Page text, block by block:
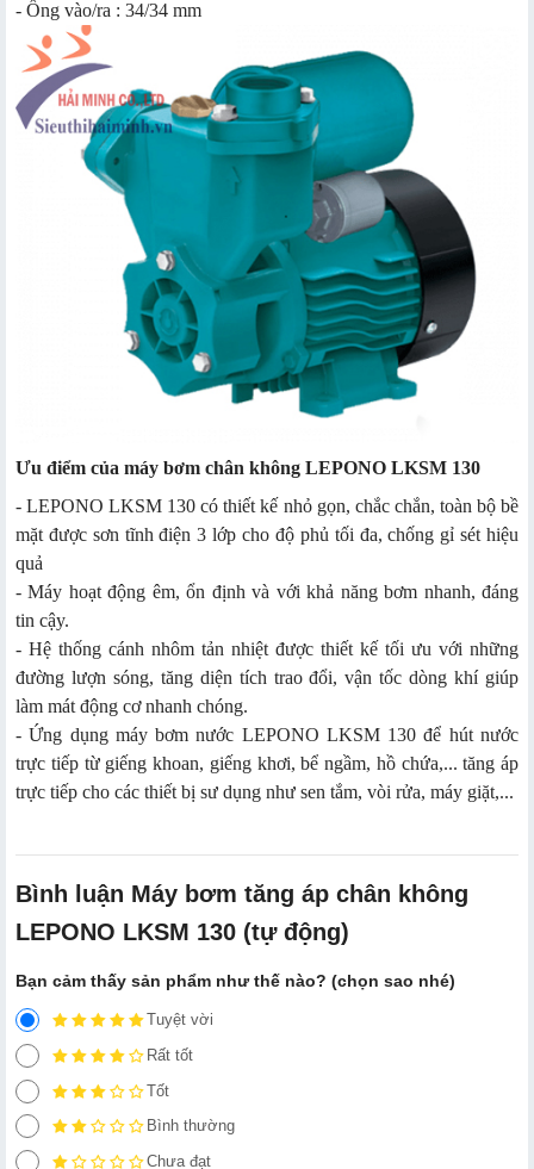
- Ống vào/ra : 34/34 mm
Ưu điểm của máy bơm chân không LEPONO LKSM 130
- LEPONO LKSM 130 có thiết kế nhỏ gọn, chắc chắn, toàn bộ bề
mặt được sơn tĩnh điện 3 lớp cho độ phủ tối đa, chống gỉ sét hiệu
quả
- Máy hoạt động êm, ổn định và với khả năng bơm nhanh, đáng
tin cậy.
- Hệ thống cánh nhôm tản nhiệt được thiết kế tối ưu với những
đường lượn sóng, tăng diện tích trao đổi, vận tốc dòng khí giúp
làm mát động cơ nhanh chóng.
- Ứng dụng máy bơm nước LEPONO LKSM 130 để hút nước
trực tiếp từ giếng khoan, giếng khơi, bể ngầm, hồ chứa,... tăng áp
trực tiếp cho các thiết bị sư dụng như sen tắm, vòi rửa, máy giặt,...
Bình luận Máy bơm tăng áp chân không
LEPONO LKSM 130 (tự động)
Bạn cảm thấy sản phẩm như thế nào? (chọn sao nhé)
Tuyệt vời
Rất tốt
Tốt
Bình thường
Chưa đạt